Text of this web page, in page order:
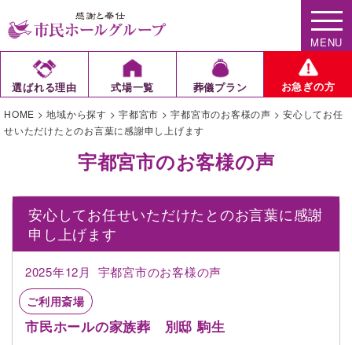
MENU
選ばれる理由 式場一覧 葬儀プラン お急ぎの方
HOME >地域から探す > 宇都宮市 >宇都宮市のお客様の声 > 安心してお任
せいただけたとのお言葉に感謝申し上げます
宇都宮市のお客様の声
安心してお任せいただけたとのお言葉に感謝
申し上げます
2025年12月 宇都宮市のお客様の声
ご利用斎場
市民ホールの家族葬 別邸 駒生